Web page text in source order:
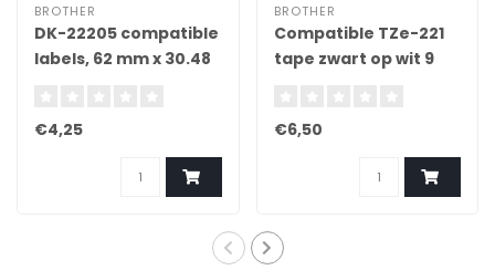
BROTHER
DK-22205 compatible
labels, 62 mm x 30.48
€4,25
BROTHER
Compatible TZe-221
tape zwart op wit 9
€6,50